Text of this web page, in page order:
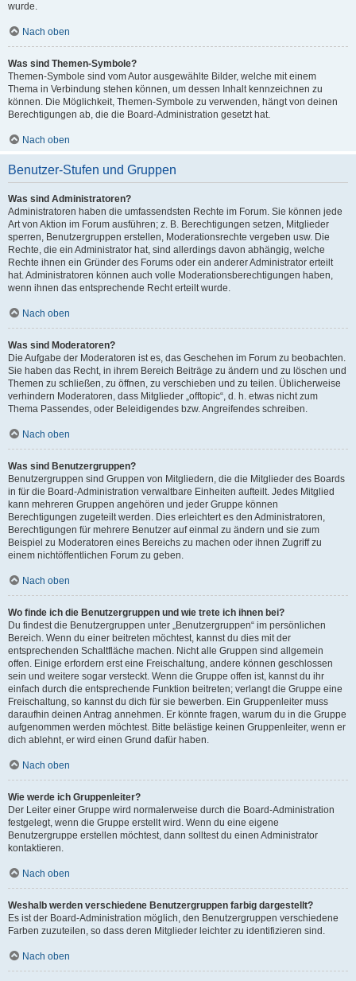
wurde.
Nach oben
Was sind Themen-Symbole?
Themen-Symbole sind vom Autor ausgewählte Bilder, welche mit einem
Thema in Verbindung stehen können, um dessen Inhalt kennzeichnen zu
können. Die Möglichkeit, Themen-Symbole zu verwenden, hängt von deinen
Berechtigungen ab, die die Board-Administration gesetzt hat.
Nach oben
Benutzer-Stufen und Gruppen
Was sind Administratoren?
Administratoren haben die umfassendsten Rechte im Forum. Sie können jede
Art von Aktion im Forum ausführen; z. B. Berechtigungen setzen, Mitglieder
sperren, Benutzergruppen erstellen, Moderationsrechte vergeben usw. Die
Rechte, die ein Administrator hat, sind allerdings davon abhängig, welche
Rechte ihnen ein Gründer des Forums oder ein anderer Administrator erteilt
hat. Administratoren können auch volle Moderationsberechtigungen haben,
wenn ihnen das entsprechende Recht erteilt wurde.
Nach oben
Was sind Moderatoren?
Die Aufgabe der Moderatoren ist es, das Geschehen im Forum zu beobachten.
Sie haben das Recht, in ihrem Bereich Beiträge zu ändern und zu löschen und
Themen zu schließen, zu öffnen, zu verschieben und zu teilen. Üblicherweise
verhindern Moderatoren, dass Mitglieder „offtopic“, d. h. etwas nicht zum
Thema Passendes, oder Beleidigendes bzw. Angreifendes schreiben.
Nach oben
Was sind Benutzergruppen?
Benutzergruppen sind Gruppen von Mitgliedern, die die Mitglieder des Boards
in für die Board-Administration verwaltbare Einheiten aufteilt. Jedes Mitglied
kann mehreren Gruppen angehören und jeder Gruppe können
Berechtigungen zugeteilt werden. Dies erleichtert es den Administratoren,
Berechtigungen für mehrere Benutzer auf einmal zu ändern und sie zum
Beispiel zu Moderatoren eines Bereichs zu machen oder ihnen Zugriff zu
einem nichtöffentlichen Forum zu geben.
Nach oben
Wo finde ich die Benutzergruppen und wie trete ich ihnen bei?
Du findest die Benutzergruppen unter „Benutzergruppen“ im persönlichen
Bereich. Wenn du einer beitreten möchtest, kannst du dies mit der
entsprechenden Schaltfläche machen. Nicht alle Gruppen sind allgemein
offen. Einige erfordern erst eine Freischaltung, andere können geschlossen
sein und weitere sogar versteckt. Wenn die Gruppe offen ist, kannst du ihr
einfach durch die entsprechende Funktion beitreten; verlangt die Gruppe eine
Freischaltung, so kannst du dich für sie bewerben. Ein Gruppenleiter muss
daraufhin deinen Antrag annehmen. Er könnte fragen, warum du in die Gruppe
aufgenommen werden möchtest. Bitte belästige keinen Gruppenleiter, wenn er
dich ablehnt, er wird einen Grund dafür haben.
Nach oben
Wie werde ich Gruppenleiter?
Der Leiter einer Gruppe wird normalerweise durch die Board-Administration
festgelegt, wenn die Gruppe erstellt wird. Wenn du eine eigene
Benutzergruppe erstellen möchtest, dann solltest du einen Administrator
kontaktieren.
Nach oben
Weshalb werden verschiedene Benutzergruppen farbig dargestellt?
Es ist der Board-Administration möglich, den Benutzergruppen verschiedene
Farben zuzuteilen, so dass deren Mitglieder leichter zu identifizieren sind.
Nach oben